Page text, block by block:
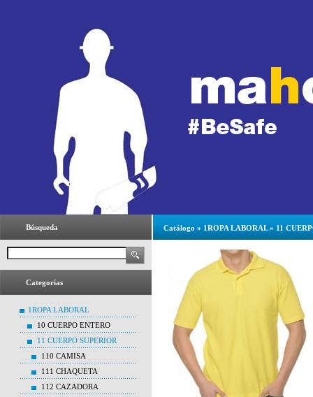
Búsqueda
Categorías
1ROPA LABORAL
10 CUERPO ENTERO
11 CUERPO SUPERIOR
110 CAMISA
111 CHAQUETA
112 CAZADORA
Catálogo » 1ROPA LABORAL» 11